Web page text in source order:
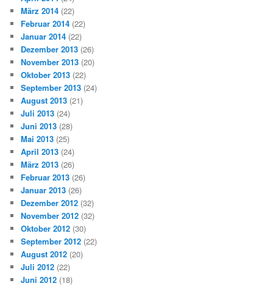
März 2014 (22)
Februar 2014 (22)
Januar 2014 (22)
Dezember 2013 (26)
November 2013 (20)
Oktober 2013 (22)
September 2013 (24)
August 2013 (21)
Juli 2013 (24)
Juni 2013 (28)
Mai 2013 (25)
April 2013 (24)
März 2013 (26)
Februar 2013 (26)
Januar 2013 (26)
Dezember 2012 (32)
November 2012 (32)
Oktober 2012 (30)
September 2012 (22)
August 2012 (20)
Juli 2012 (22)
Juni 2012 (18)